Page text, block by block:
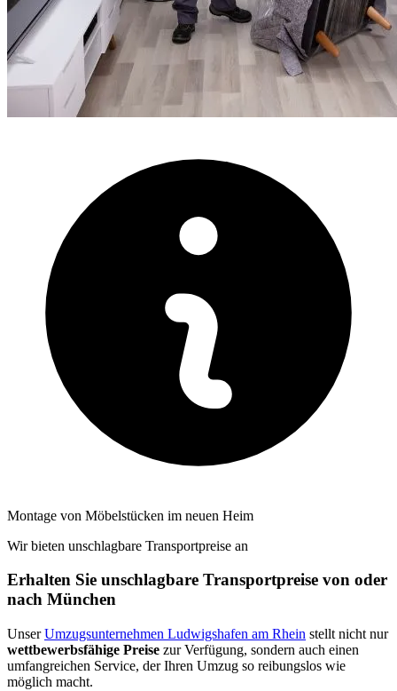
Montage von Möbelstücken im neuen Heim
Wir bieten unschlagbare Transportpreise an
Erhalten Sie unschlagbare Transportpreise von oder
nach München
UnserUmzugsunternehmen Ludwigshafen am Rhein stellt nicht nur
wettbewerbsfähige Preise zur Verfügung, sondern auch einen
umfangreichen Service, der Ihren Umzug so reibungslos wie
möglich macht.